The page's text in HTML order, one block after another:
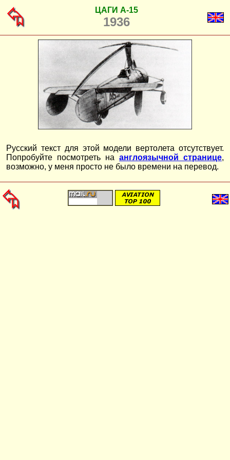
ЦАГИ А-15
1936
Русский текст для этой модели вертолета отсутствует.
Попробуйте посмотреть на англоязычной странице,
возможно, у меня просто не было времени на перевод.